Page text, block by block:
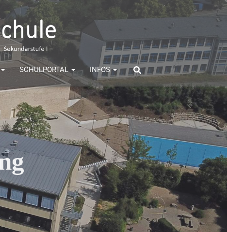
SCHULPORTAL INFOS